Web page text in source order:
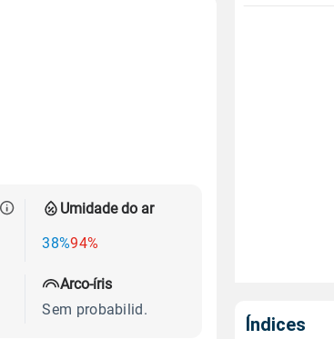
Umidade do ar
38%94%
Arco-íris
Sem probabilid.
Índices